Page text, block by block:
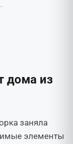
дома из
заняла
элементы